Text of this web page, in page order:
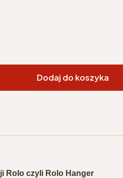
Dodaj do koszyka
Rolo czyli Rolo Hanger